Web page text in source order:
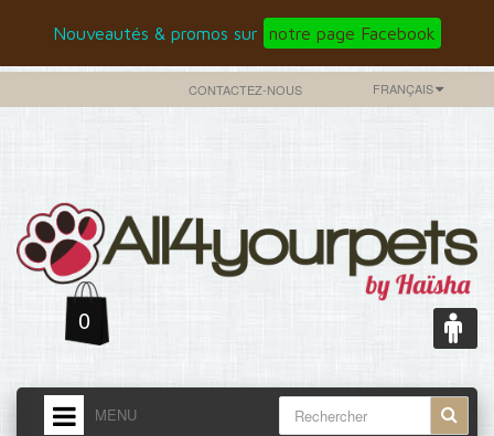
Nouveautés & promos sur notre page Facebook
FRANÇAIS
CONTACTEZ-NOUS
0
MENU